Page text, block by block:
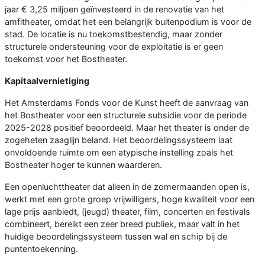
jaar € 3,25 miljoen geïnvesteerd in de renovatie van het
amfitheater, omdat het een belangrijk buitenpodium is voor de
stad. De locatie is nu toekomstbestendig, maar zonder
structurele ondersteuning voor de exploitatie is er geen
toekomst voor het Bostheater.
Kapitaalvernietiging
Het Amsterdams Fonds voor de Kunst heeft de aanvraag van
het Bostheater voor een structurele subsidie voor de periode
2025-2028 positief beoordeeld. Maar het theater is onder de
zogeheten zaaglijn beland. Het beoordelingssysteem laat
onvoldoende ruimte om een atypische instelling zoals het
Bostheater hoger te kunnen waarderen.
Een openluchttheater dat alleen in de zomermaanden open is,
werkt met een grote groep vrijwilligers, hoge kwaliteit voor een
lage prijs aanbiedt, (jeugd) theater, film, concerten en festivals
combineert, bereikt een zeer breed publiek, maar valt in het
huidige beoordelingssysteem tussen wal en schip bij de
puntentoekenning.